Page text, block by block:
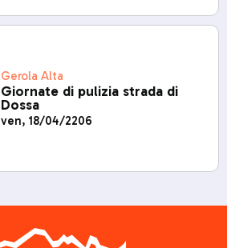
Gerola Alta
Giornate di pulizia strada di
Dossa
ven, 18/04/2206